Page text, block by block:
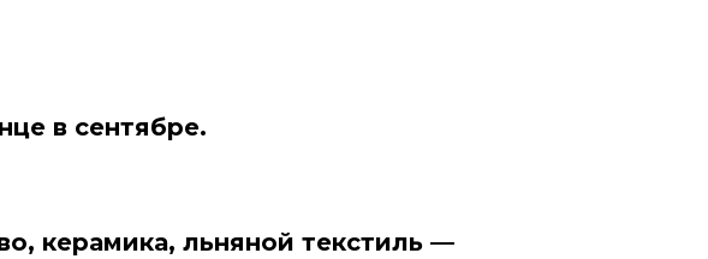
в сентябре.
керамика, льняной текстиль —